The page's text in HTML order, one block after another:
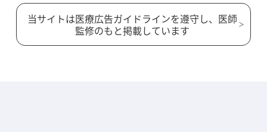
当サイトは医療広告ガイドラインを遵守し、医師
監修のもと掲載しています